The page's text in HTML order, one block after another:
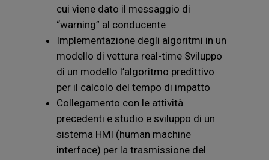
cui viene dato il messaggio di
“warning” al conducente
Implementazione degli algoritmi in un
modello di vettura real-time Sviluppo
di un modello l’algoritmo predittivo
per il calcolo del tempo di impatto
Collegamento con le attività
precedenti e studio e sviluppo di un
sistema HMI (human machine
interface) per la trasmissione del